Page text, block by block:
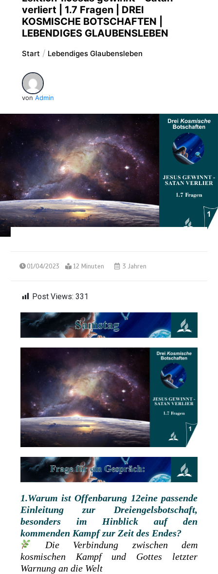
verliert | 1.7 Fragen | DREI
KOSMISCHE BOTSCHAFTEN |
LEBENDIGES GLAUBENSLEBEN
Start Lebendiges Glaubensleben
von Admin
01/04/2023 12 Minuten 3 Jahren
Post Views: 331
1.Warum istOffenbarung 12eine passende
Einleitung zur Dreiengelsbotschaft,
besonders im Hinblick auf den
kommenden Kampf zur Zeit des Endes?
Die Verbindung zwischen dem
kosmischen Kampf und Gottes letzter
Warnung an die Welt